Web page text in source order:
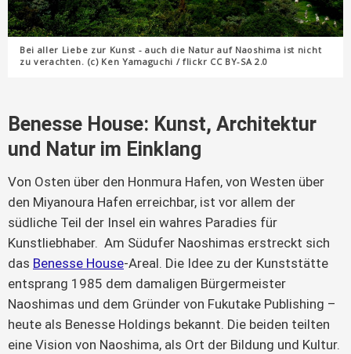
Bei aller Liebe zur Kunst - auch die Natur auf Naoshima ist nicht
zu verachten. (c) Ken Yamaguchi / flickr CC BY-SA 2.0
Benesse House: Kunst, Architektur
und Natur im Einklang
Von Osten über den Honmura Hafen, von Westen über
den Miyanoura Hafen erreichbar, ist vor allem der
südliche Teil der Insel ein wahres Paradies für
Kunstliebhaber. Am Südufer Naoshimas erstreckt sich
das Benesse House-Areal. Die Idee zu der Kunststätte
entsprang 1985 dem damaligen Bürgermeister
Naoshimas und dem Gründer von Fukutake Publishing –
heute als Benesse Holdings bekannt. Die beiden teilten
eine Vision von Naoshima, als Ort der Bildung und Kultur.